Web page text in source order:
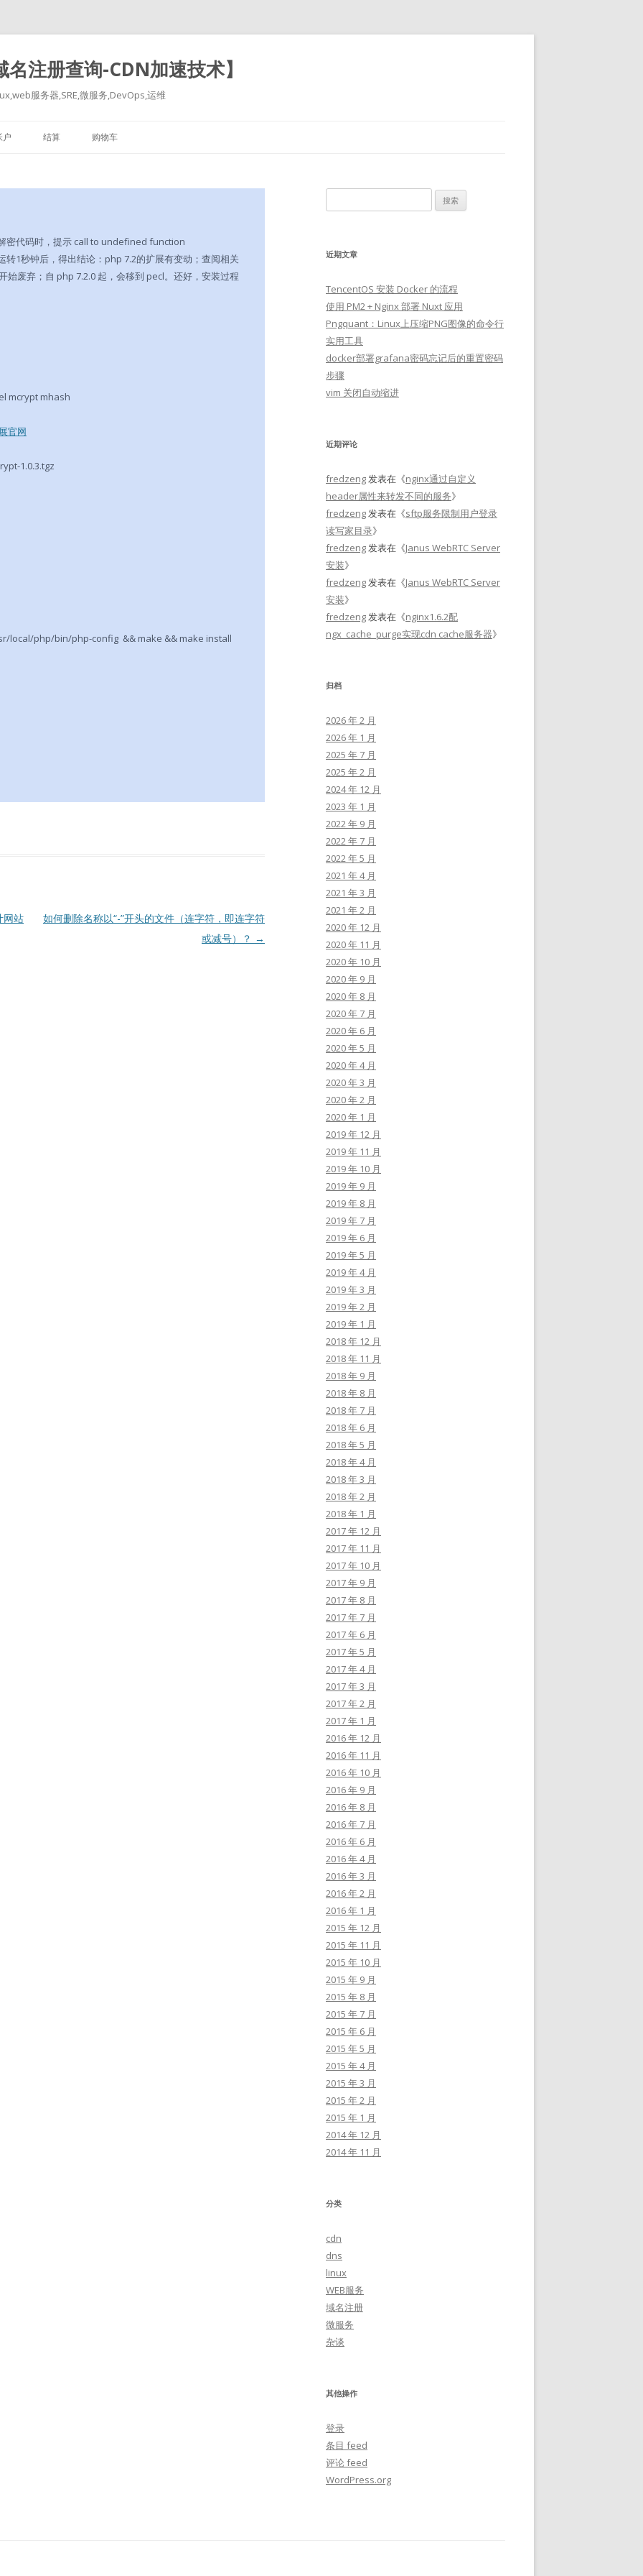
注册查询-CDN加速技术】
服务器,SRE,微服务,DevOps,运维
户 结算 购物车
密代码时，提示 call to undefined function
1秒钟后，得出结论：php 7.2的扩展有变动；查阅相关
始废弃；自 php 7.2.0 起，会移到 pecl。还好，安装过程
mcrypt mhash
官网
1.0.3.tgz
local/php/bin/php-config && make && make install
网站
如何删除名称以“-”开头的文件（连字符，即连字符
或减号）？ →
索：
近期文章
TencentOS 安装 Docker 的流程
使用 PM2 + Nginx 部署 Nuxt 应用
Pngquant：Linux上压缩PNG图像的命令行
实用工具
docker部署grafana密码忘记后的重置密码
步骤
vim 关闭自动缩进
近期评论
fredzeng发表在《nginx通过自定义
header属性来转发不同的服务》
fredzeng发表在《sftp服务限制用户登录
读写家目录》
fredzeng发表在《Janus WebRTC Server
安装》
fredzeng发表在《Janus WebRTC Server
安装》
fredzeng发表在《nginx1.6.2配
ngx_cache_purge实现cdn cache服务器》
归档
2026 年 2 月
2026 年 1 月
2025 年 7 月
2025 年 2 月
2024 年 12 月
2023 年 1 月
2022 年 9 月
2022 年 7 月
2022 年 5 月
2021 年 4 月
2021 年 3 月
2021 年 2 月
2020 年 12 月
2020 年 11 月
2020 年 10 月
2020 年 9 月
2020 年 8 月
2020 年 7 月
2020 年 6 月
2020 年 5 月
2020 年 4 月
2020 年 3 月
2020 年 2 月
2020 年 1 月
2019 年 12 月
2019 年 11 月
2019 年 10 月
2019 年 9 月
2019 年 8 月
2019 年 7 月
2019 年 6 月
2019 年 5 月
2019 年 4 月
2019 年 3 月
2019 年 2 月
2019 年 1 月
2018 年 12 月
2018 年 11 月
2018 年 9 月
2018 年 8 月
2018 年 7 月
2018 年 6 月
2018 年 5 月
2018 年 4 月
2018 年 3 月
2018 年 2 月
2018 年 1 月
2017 年 12 月
2017 年 11 月
2017 年 10 月
2017 年 9 月
2017 年 8 月
2017 年 7 月
2017 年 6 月
2017 年 5 月
2017 年 4 月
2017 年 3 月
2017 年 2 月
2017 年 1 月
2016 年 12 月
2016 年 11 月
2016 年 10 月
2016 年 9 月
2016 年 8 月
2016 年 7 月
2016 年 6 月
2016 年 4 月
2016 年 3 月
2016 年 2 月
2016 年 1 月
2015 年 12 月
2015 年 11 月
2015 年 10 月
2015 年 9 月
2015 年 8 月
2015 年 7 月
2015 年 6 月
2015 年 5 月
2015 年 4 月
2015 年 3 月
2015 年 2 月
2015 年 1 月
2014 年 12 月
2014 年 11 月
分类
cdn
dns
linux
WEB服务
域名注册
微服务
杂谈
其他操作
登录
条目 feed
评论 feed
WordPress.org